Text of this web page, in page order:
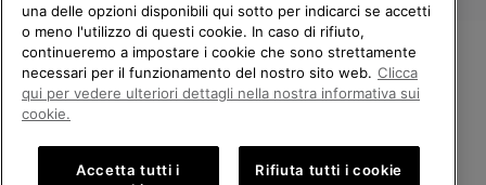
Italia
©2026Columbia Sportswear Company. Avenue des Morgines, 12 1213
Petit-Lancy Switzerland. Tutti i diritti riservati.
Politica sulla privacy Termini di utilizzo
BENVENUTO/A IN SOREL.
SELEZIONA IL TUO PAESE DI
Shopping online disponibile
una delle opzioni disponibili qui sotto per indicarci se accetti
o meno l'utilizzo di questi cookie. In caso di rifiuto,
continueremo a impostare i cookie che sono strettamente
necessari per il funzionamento del nostro sito web. Clicca
qui per vedere ulteriori dettagli nella nostra informativa sui
cookie.
Accetta tutti i
Rifiuta tutti i cookie